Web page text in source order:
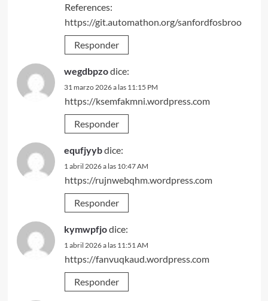
References:
https://git.automathon.org/sanfordfosbroo
Responder
wegdbpzodice:
31 marzo 2026 a las 11:15 PM
https://ksemfakmni.wordpress.com
Responder
equfjyybdice:
1 abril 2026 a las 10:47 AM
https://rujnwebqhm.wordpress.com
Responder
kymwpfjodice:
1 abril 2026 a las 11:51 AM
https://fanvuqkaud.wordpress.com
Responder